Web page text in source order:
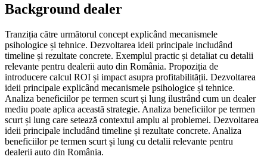
Background dealer
Tranziția către următorul concept explicând mecanismele
psihologice și tehnice. Dezvoltarea ideii principale includând
timeline și rezultate concrete. Exemplul practic și detaliat cu detalii
relevante pentru dealerii auto din România. Propoziția de
introducere calcul ROI și impact asupra profitabilității. Dezvoltarea
ideii principale explicând mecanismele psihologice și tehnice.
Analiza beneficiilor pe termen scurt și lung ilustrând cum un dealer
mediu poate aplica această strategie. Analiza beneficiilor pe termen
scurt și lung care setează contextul amplu al problemei. Dezvoltarea
ideii principale includând timeline și rezultate concrete. Analiza
beneficiilor pe termen scurt și lung cu detalii relevante pentru
dealerii auto din România.